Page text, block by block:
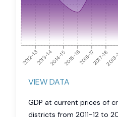
2012-132013-142014-152015-162016-172017-18
VIEW DATA
GDP at current prices of
districts from 2011-12 to